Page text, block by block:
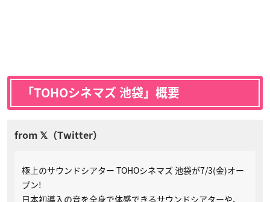
「TOHOシネマズ 池袋」概要
極上のサウンドシアター TOHOシネマズ 池袋が7/3(金)オー
プン!
日本初導入の音を全身で体感できるサウンドシアターや、